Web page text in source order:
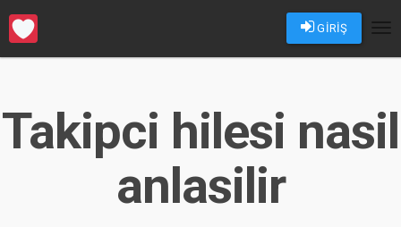
GİRİŞ
Takipci hilesi nasil
anlasilir